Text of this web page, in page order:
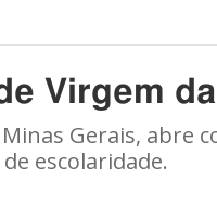
Virgem
Gerais, abre
escolaridade.